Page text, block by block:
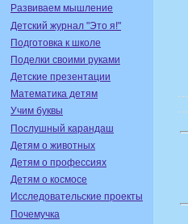
Развиваем мышление
Детский журнал "Это я!"
Подготовка к школе
Поделки своими руками
Детские презентации
Математика детям
Учим буквы
Послушный карандаш
Детям о животных
Детям о профессиях
Детям о космосе
Исследовательские проекты
Почемучка